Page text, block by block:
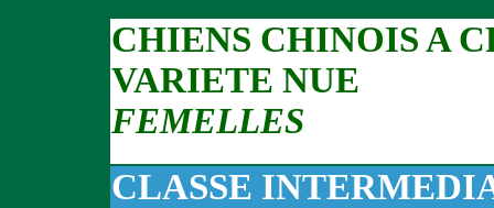
CHIENS CHINOIS A
VARIETE NUE
FEMELLES
CLASSE